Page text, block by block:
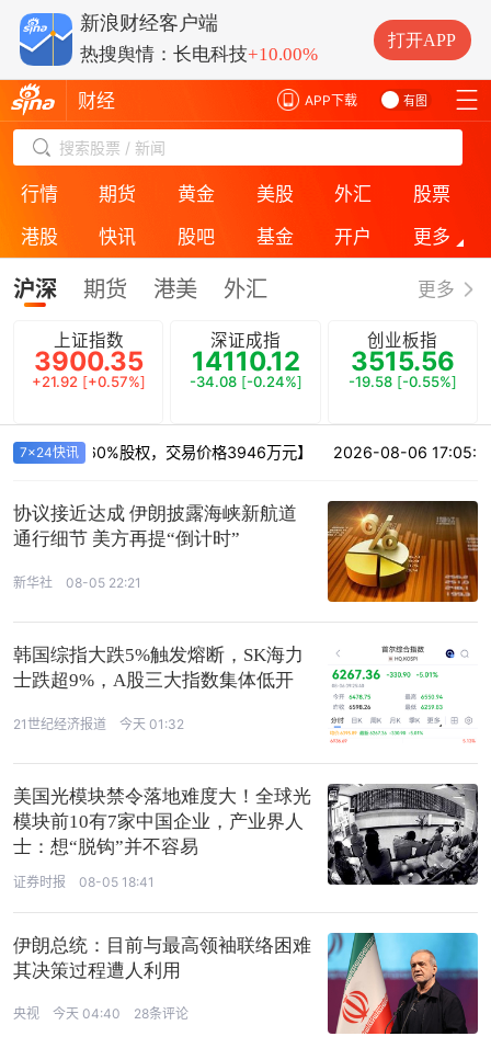
有图
APP下载
财经
搜索股票 / 新闻
行情 期货 黄金 美股 外汇
股票
港股
快讯 股吧 基金 开户
更多
ESG
房产 银行 投诉 直播
沪深 期货 港美 外汇 更多
上证指数
3900.35
+21.92 [+0.57%]
深证成指
14110.12
-34.08 [-0.24%]
创业板指
3515.56
-19.58 [-0.55%]
7x24快讯
西精益60%股权，交易价格3946万元】 2026-08-06 17:05:38
协议接近达成 伊朗披露海峡新航道
通行细节 美方再提“倒计时”
新华社 08-05 22:21
韩国综指大跌5%触发熔断，SK海力
士跌超9%，A股三大指数集体低开
21世纪经济报道 今天 01:32
美国光模块禁令落地难度大！全球光
模块前10有7家中国企业，产业界人
士：想“脱钩”并不容易
证券时报 08-05 18:41
伊朗总统：目前与最高领袖联络困难
其决策过程遭人利用
央视 今天 04:40 28条评论
新浪财经客户端
热搜舆情：云南锗业
热搜舆情：长电科技+10.00%
热搜舆情：长鑫科技-4.31%
打开APP